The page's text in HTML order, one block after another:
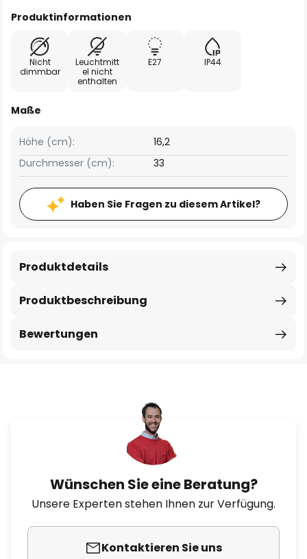
Produktinformationen
Nicht
dimmbar
Leuchtmitt
el nicht
enthalten
E27 IP44
Maße
Höhe (cm):
16,2
Durchmesser (cm):
33
Haben Sie Fragen zu diesem Artikel?
Produktbeschreibung
Produktdetails
Bewertungen
Wünschen Sie eine Beratung?
Unsere Experten stehen Ihnen zur Verfügung.
Kontaktieren Sie uns